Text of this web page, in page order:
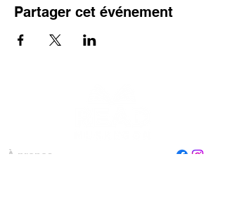
Partager cet événement
À propos